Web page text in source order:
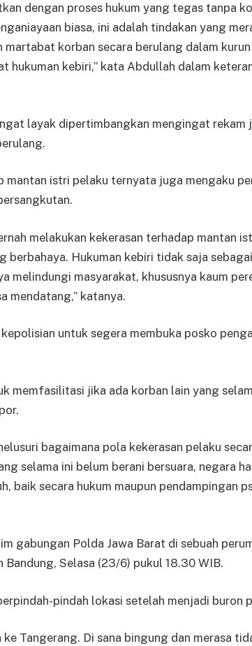
dengan proses hukum yang tegas tanpa
biasa, ini adalah tindakan yang
martabat korban secara berulang dalam
hukuman kebiri,” kata Abdullah dalam
layak dipertimbangkan mengingat rekam
mantan istri pelaku ternyata juga mengaku
melakukan kekerasan terhadap mantan
berbahaya. Hukuman kebiri tidak saja
melindungi masyarakat, khususnya kaum
mendatang,” katanya.
untuk segera membuka posko
memfasilitasi jika ada korban lain yang
bagaimana pola kekerasan pelaku
selama ini belum berani bersuara, negara
baik secara hukum maupun pendampingan
gabungan Polda Jawa Barat di sebuah
Bandung, Selasa (23/6) pukul 18.30 WIB.
pindah lokasi setelah menjadi buron
Tangerang. Di sana bingung dan merasa